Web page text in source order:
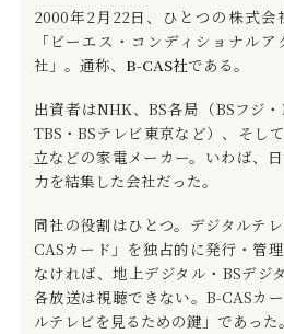
2000年2月22日、ひとつの株式会
「ビーエス・コンディショナル
社」。通称、 B-CAS社である。
出資者はNHK、BS各局（BSフジ
TBS・BSテレビ東京など）、そし
立などの家電メーカー。いわば、
力を結集した会社だった。
同社の役割はひとつ。デジタルテ
CASカード」を独占的に発行・管
なければ、地上デジタル・BSデジ
各放送は視聴できない。B-CASカ
ルテレビを見るための鍵」であった。